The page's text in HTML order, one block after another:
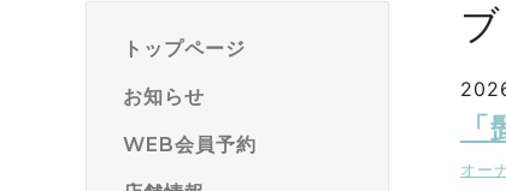
トップページ
お知らせ
WEB会員予約
オー